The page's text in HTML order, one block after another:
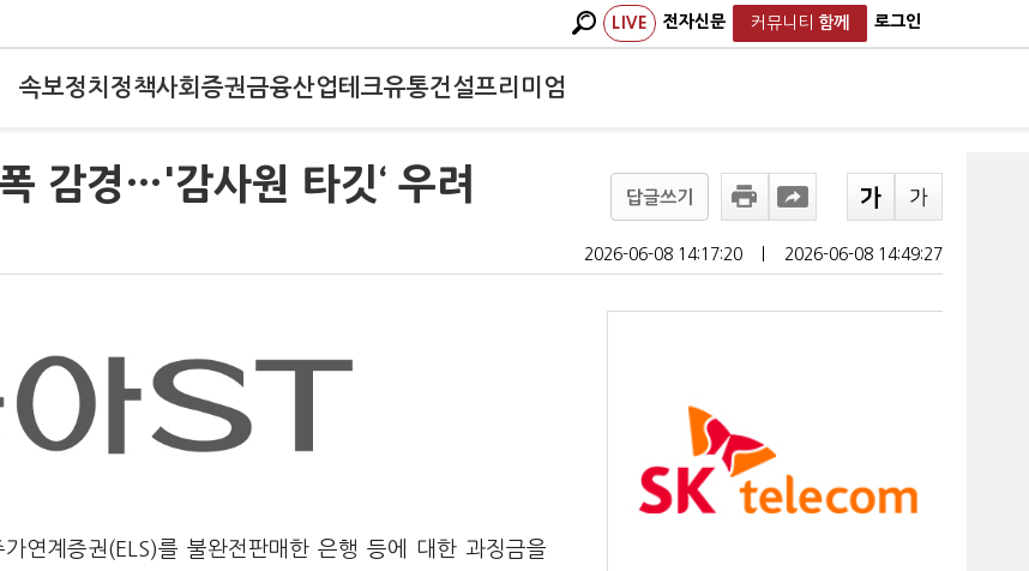
LIVE 전자신문 커뮤니티 함께 로그인
속보정치 정책사회 증권금융산업테크유통건설프리미엄
감경…'감사원 타깃‘ 우려 답글쓰기
2026-06-08 14:17:20 2026-06-08 14:49:27
연계증권(ELS)를 불완전판매한 은행 등에 대한 과징금을